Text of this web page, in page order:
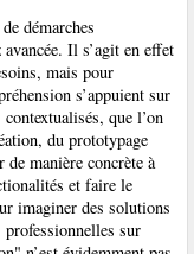
démarches
Il s’agit en effet
mais pour
s’appuient sur
que l’on
du prototypage
manière concrète à
et faire le
imaginer des solutions
professionnelles sur